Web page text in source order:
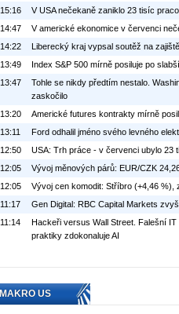
15:16
V USA nečekaně zaniklo 23 tisíc
14:47
V americké ekonomice v červenci
14:22
Liberecký kraj vypsal soutěž na
13:49
Index S&P 500 mírně posiluje po
13:47
Tohle se nikdy předtím nestalo.
zaskočilo
13:20
Americké futures kontrakty mírně
13:11
Ford odhalil jméno svého levného
12:50
USA: Trh práce - v červenci ubylo 23
12:05
Vývoj měnových párů: EUR/CZK
12:05
Vývoj cen komodit: Stříbro (+4,46 %),
11:17
Gen Digital: RBC Capital Markets
11:14
Hackeři versus Wall Street. Falešní
praktiky zdokonaluje AI
MAKRO US